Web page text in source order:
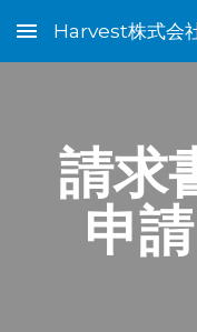
Skip to main content
Harvest株式会
請求
申